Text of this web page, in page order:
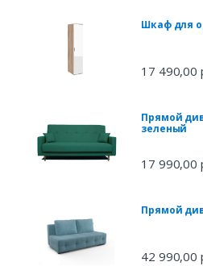
Шкаф для
17 490,00
Прямой
зеленый
17 990,00
Прямой
42 990,00